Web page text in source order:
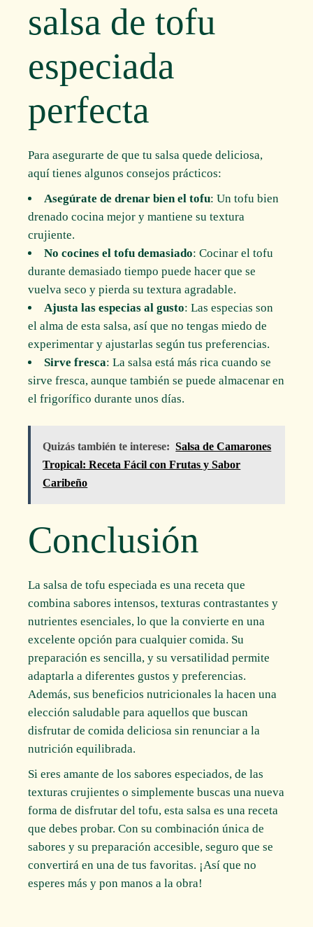
salsa de tofu
especiada
perfecta
Para asegurarte de que tu salsa quede deliciosa,
aquí tienes algunos consejos prácticos:
Asegúrate de drenar bien el tofu: Un tofu bien
drenado cocina mejor y mantiene su textura
crujiente.
No cocines el tofu demasiado: Cocinar el tofu
durante demasiado tiempo puede hacer que se
vuelva seco y pierda su textura agradable.
Ajusta las especias al gusto: Las especias son
el alma de esta salsa, así que no tengas miedo de
experimentar y ajustarlas según tus preferencias.
Sirve fresca: La salsa está más rica cuando se
sirve fresca, aunque también se puede almacenar en
el frigorífico durante unos días.
Quizás también te interese: Salsa de Camarones
Tropical: Receta Fácil con Frutas y Sabor
Caribeño
Conclusión
La salsa de tofu especiada es una receta que
combina sabores intensos, texturas contrastantes y
nutrientes esenciales, lo que la convierte en una
excelente opción para cualquier comida. Su
preparación es sencilla, y su versatilidad permite
adaptarla a diferentes gustos y preferencias.
Además, sus beneficios nutricionales la hacen una
elección saludable para aquellos que buscan
disfrutar de comida deliciosa sin renunciar a la
nutrición equilibrada.
Si eres amante de los sabores especiados, de las
texturas crujientes o simplemente buscas una nueva
forma de disfrutar del tofu, esta salsa es una receta
que debes probar. Con su combinación única de
sabores y su preparación accesible, seguro que se
convertirá en una de tus favoritas. ¡Así que no
esperes más y pon manos a la obra!